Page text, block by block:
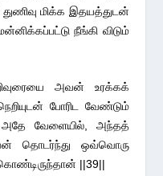
மிக்க இதயத்துடன்
நீங்கி விடும்
அவன் உரக்கக்
போரிட வேண்டும்
அதே வேளையில், அந்தத்
தொடர்ந்து ஒவ்வொரு
||39||